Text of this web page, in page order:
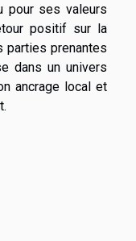
pour ses valeurs
positif sur la
parties prenantes
dans un univers
ancrage local et